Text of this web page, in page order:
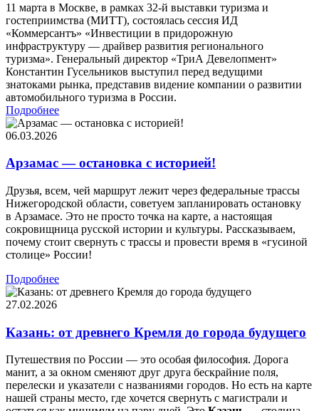
11 марта в Москве, в рамках 32-й выставки туризма и
гостеприимства (МИТТ), состоялась сессия ИД
«Коммерсантъ» «Инвестиции в придорожную
инфраструктуру — драйвер развития регионального
туризма». Генеральный директор «ТриА Девелопмент»
Константин Гусельников выступил перед ведущими
знатоками рынка, представив видение компании о развитии
автомобильного туризма в России.
Подробнее
06.03.2026
Арзамас — остановка с историей!
Друзья, всем, чей маршрут лежит через федеральные трассы
Нижегородской области, советуем запланировать остановку
в Арзамасе. Это не просто точка на карте, а настоящая
сокровищница русской истории и культуры. Рассказываем,
почему стоит свернуть с трассы и провести время в «гусиной
столице» России!
Подробнее
27.02.2026
Казань: от древнего Кремля до города будущего
Путешествия по России — это особая философия. Дорога
манит, а за окном сменяют друг друга бескрайние поля,
перелески и указатели с названиями городов. Но есть на карте
нашей страны место, где хочется свернуть с магистрали и